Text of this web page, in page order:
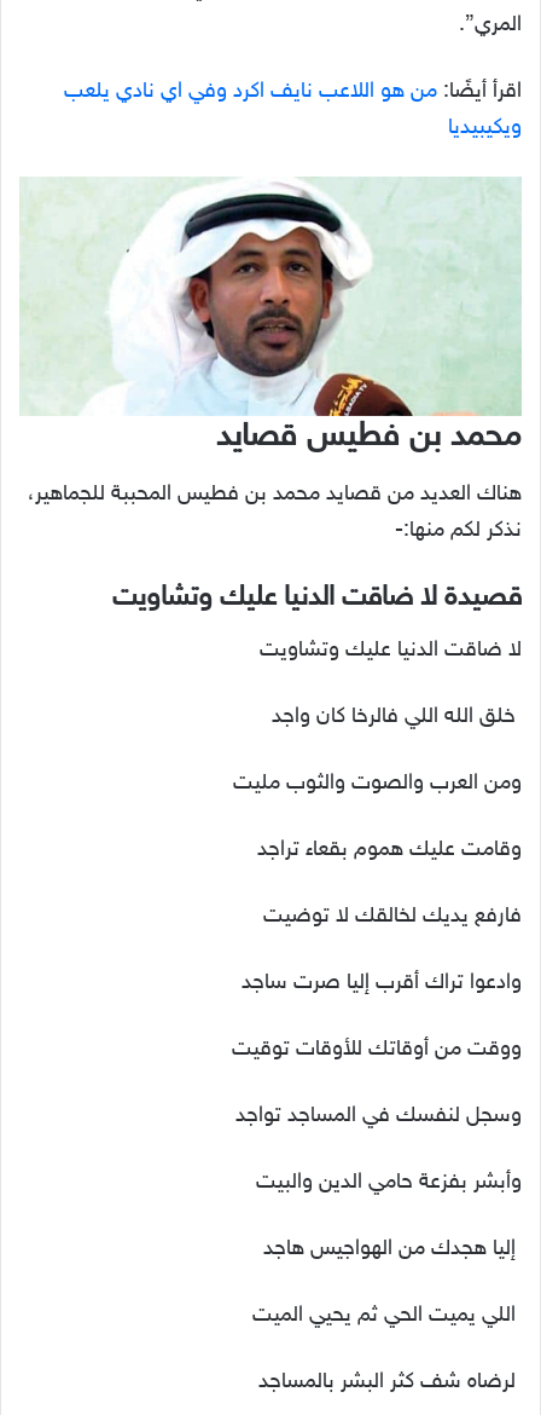
المري”.
اقرأ أيضًا: من هو اللاعب نايف اكرد وفي اي نادي يلعب
ويكيبيديا
محمد بن فطيس قصايد
هناك العديد من قصايد محمد بن فطيس المحببة للجماهير،
نذكر لكم منها:-
قصيدة لا ضاقت الدنيا عليك وتشاويت
لا ضاقت الدنيا عليك وتشاويت
خلق الله اللي فالرخا كان واجد
ومن العرب والصوت والثوب مليت
وقامت عليك هموم بقعاء تراجد
فارفع يديك لخالقك لا توضيت
وادعوا تراك أقرب إليا صرت ساجد
ووقت من أوقاتك للأوقات توقيت
وسجل لنفسك في المساجد تواجد
وأبشر بفزعة حامي الدين والبيت
إليا هجدك من الهواجيس هاجد
اللي يميت الحي ثم يحيي الميت
لرضاه شف كثر البشر بالمساجد